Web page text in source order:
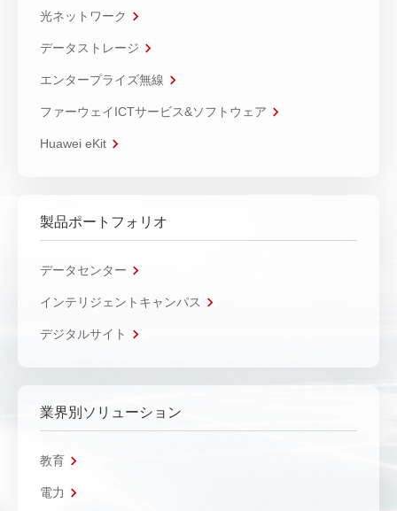
光ネットワーク
データストレージ
エンタープライズ無線
ファーウェイICTサービス&ソフトウェア
Huawei eKit
製品ポートフォリオ
データセンター
インテリジェントキャンパス
デジタルサイト
業界別ソリューション
教育
電力